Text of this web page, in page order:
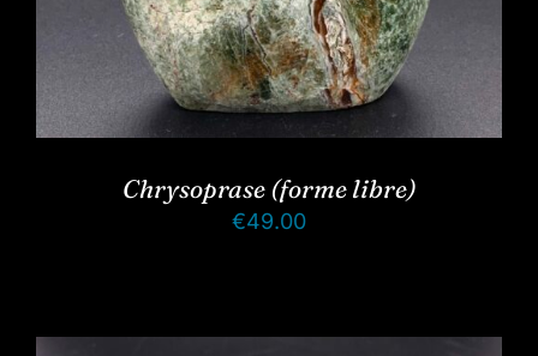
Chrysoprase (forme libre)
€49.00